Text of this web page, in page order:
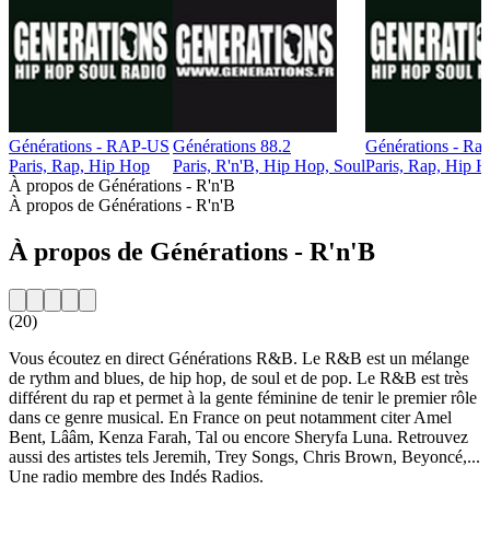
Générations - RAP-US
Paris, Rap, Hip Hop
Générations 88.2
Paris, R'n'B, Hip Hop, Soul
Générations -
Paris, Rap, Hip
À propos de Générations - R'n'B
À propos de Générations - R'n'B
À propos de Générations - R'n'B
(20)
Vous écoutez en direct Générations R&B. Le R&B est un mélange
de rythm and blues, de hip hop, de soul et de pop. Le R&B est très
différent du rap et permet à la gente féminine de tenir le premier rôle
dans ce genre musical. En France on peut notamment citer Amel
Bent, Lââm, Kenza Farah, Tal ou encore Sheryfa Luna. Retrouvez
aussi des artistes tels Jeremih, Trey Songs, Chris Brown, Beyoncé,...
Une radio membre des Indés Radios.